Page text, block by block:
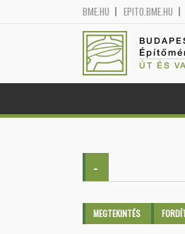
BME.HU EPITO.BME.HU
ÚT ÉS
-
Elsődleges
MEGTEKINTÉS (AKTÍV